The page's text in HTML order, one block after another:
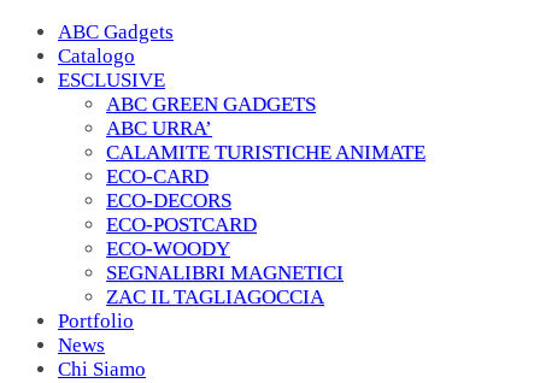
ABC Gadgets
Catalogo
ESCLUSIVE
ABC GREEN GADGETS
ABC URRA’
CALAMITE TURISTICHE ANIMATE
ECO-CARD
ECO-DECORS
ECO-POSTCARD
ECO-WOODY
SEGNALIBRI MAGNETICI
ZAC IL TAGLIAGOCCIA
Portfolio
News
Chi Siamo